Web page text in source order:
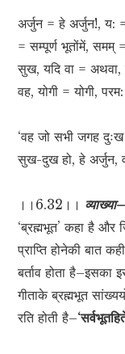
अर्जुन = हे अर्जुन!, य:
= सम्पूर्ण भूतोंमें,
सुख, यदि वा =
वह, योगी = योगी,
‘वह जो सभी जगह
सुख-दुख हो, हे अर्जुन,
।।6.32।। व्याख्या–
‘ब्रह्मभूत’ कहा है
प्राप्ति होनेकी बात
बर्ताव होता है–इसका
गीताके ब्रह्मभूत
रति होती है–